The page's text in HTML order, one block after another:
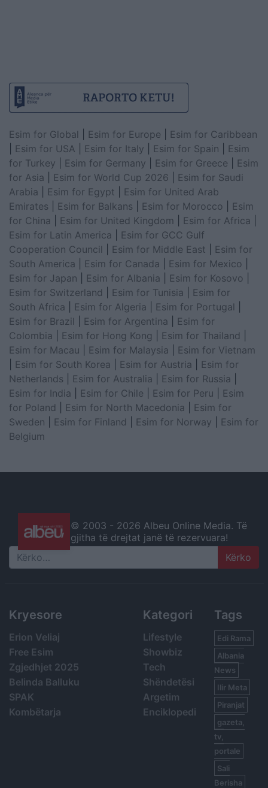
Esim for Global Esim for Europe
Esim for Caribbean
Esim for USA Esim for Italy Esim for Spain
Esim
for Turkey
Esim for Germany Esim for Greece
Esim
for Asia
Esim for World Cup 2026
Esim for Saudi
Arabia
Esim for Egypt
Esim for United Arab
Emirates
Esim for Balkans Esim for Morocco
Esim
for China
Esim for United Kingdom Esim for Africa
Esim for Latin America
Esim for GCC Gulf
Cooperation Council
Esim for Middle East
Esim for
South America
Esim for Canada Esim for Mexico
Esim for Japan
Esim for Albania Esim for Kosovo
Esim for Switzerland
Esim for Tunisia
Esim for
South Africa
Esim for Algeria Esim for Portugal
Esim for Brazil
Esim for Argentina
Esim for
Colombia
Esim for Hong Kong Esim for Thailand
Esim for Macau
Esim for Malaysia
Esim for Vietnam
Esim for South Korea Esim for Austria
Esim for
Netherlands
Esim for Australia Esim for Russia
Esim for India
Esim for Chile Esim for Peru
Esim
for Poland
Esim for North Macedonia
Esim for
Sweden
Esim for Finland Esim for Norway
Esim for
Belgium
© 2003 - 2026 Albeu Online Media. Të
gjitha të drejtat janë të rezervuara!
Search
Kryesore
Erion Veliaj
Free Esim
Zgjedhjet 2025
Belinda Balluku
SPAK
Kombëtarja
Kategori
Lifestyle
Showbiz
Tech
Shëndetësi
Argetim
Enciklopedi
Tags
Edi Rama
Albania
News
Ilir Meta
Piranjat
gazeta,
tv,
portale
Sali
Berisha